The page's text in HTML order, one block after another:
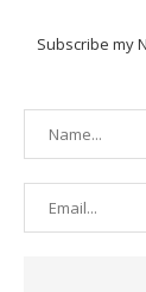
Subscribe my